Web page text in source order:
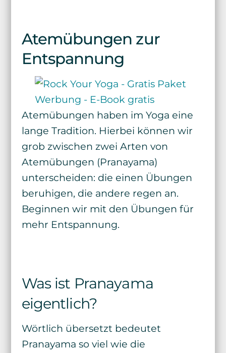
Atemübungen zur
Entspannung
Atemübungen haben im Yoga eine
lange Tradition. Hierbei können wir
grob zwischen zwei Arten von
Atemübungen (Pranayama)
unterscheiden: die einen Übungen
beruhigen, die andere regen an.
Beginnen wir mit den Übungen für
mehr Entspannung.
Was ist Pranayama
eigentlich?
Wörtlich übersetzt bedeutet
Pranayama so viel wie die